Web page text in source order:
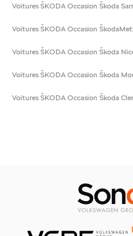
Voitures ŠKODA Occasion Škoda
Voitures ŠKODA Occasion
Voitures ŠKODA Occasion Škoda
Voitures ŠKODA Occasion Škoda
Voitures ŠKODA Occasion Škoda